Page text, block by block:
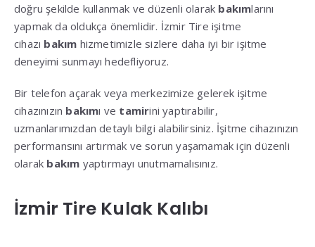
doğru şekilde kullanmak ve düzenli olarak bakımlarını
yapmak da oldukça önemlidir. İzmir Tire işitme
cihazı bakım hizmetimizle sizlere daha iyi bir işitme
deneyimi sunmayı hedefliyoruz.
Bir telefon açarak veya merkezimize gelerek işitme
cihazınızın bakımı ve tamirini yaptırabilir,
uzmanlarımızdan detaylı bilgi alabilirsiniz. İşitme cihazınızın
performansını artırmak ve sorun yaşamamak için düzenli
olarak bakım yaptırmayı unutmamalısınız.
İzmir Tire Kulak Kalıbı